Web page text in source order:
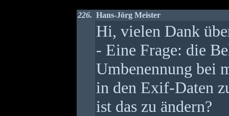
226. Hans-Jörg Meister
Hi, vielen Dank
- Eine Frage: die
Umbenennung bei
in den Exif-Daten
ist das zu ändern?